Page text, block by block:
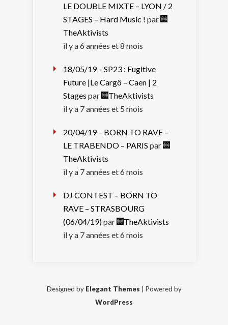
LE DOUBLE MIXTE – LYON / 2
STAGES – Hard Music ! par
TheAktivists
il y a 6 années et 8 mois
18/05/19 – SP23 : Fugitive
Future |Le Cargö – Caen | 2
Stages par
TheAktivists
il y a 7 années et 5 mois
20/04/19 – BORN TO RAVE –
LE TRABENDO – PARIS par
TheAktivists
il y a 7 années et 6 mois
DJ CONTEST – BORN TO
RAVE – STRASBOURG
(06/04/19)par
TheAktivists
il y a 7 années et 6 mois
Designed by Elegant Themes | Powered by
WordPress